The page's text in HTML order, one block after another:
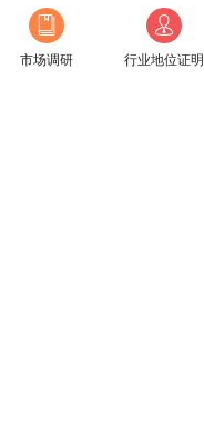
市场调研 行业地位证明